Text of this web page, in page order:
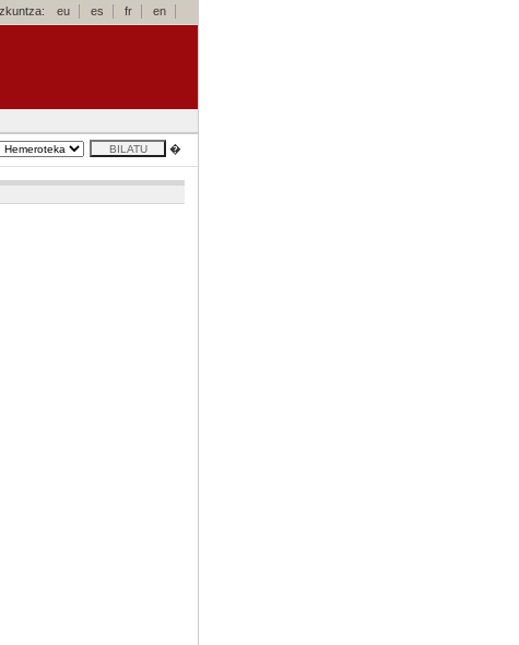
eu es fr en
�